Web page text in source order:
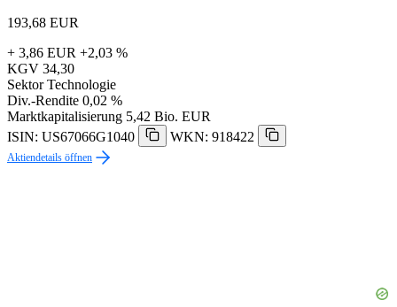
193,68 EUR
+ 3,86 EUR +2,03 %
KGV 34,30
Sektor Technologie
Div.-Rendite 0,02 %
Marktkapitalisierung 5,42 Bio. EUR
ISIN: US67066G1040
WKN: 918422
Aktiendetails öffnen